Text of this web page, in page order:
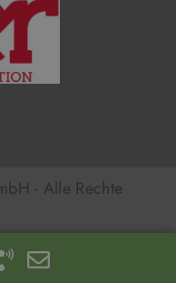
- Alle Rechte